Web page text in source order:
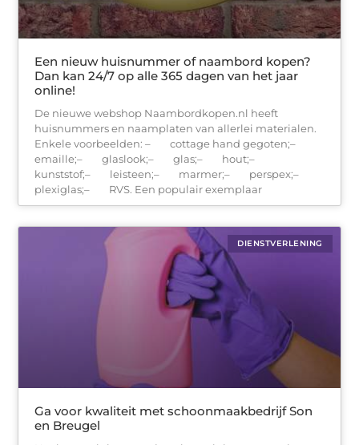
Een nieuw huisnummer of naambord kopen?
Dan kan 24/7 op alle 365 dagen van het jaar
online!
De nieuwe webshop Naambordkopen.nl heeft
huisnummers en naamplaten van allerlei materialen.
Enkele voorbeelden: – cottage hand gegoten;–
emaille;– glaslook;– glas;– hout;–
kunststof;– leisteen;– marmer;– perspex;–
plexiglas;– RVS. Een populair exemplaar
DIENSTVERLENING
Ga voor kwaliteit met schoonmaakbedrijf Son
en Breugel